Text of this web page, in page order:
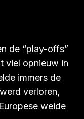
de “play-offs”
opnieuw in
immers de